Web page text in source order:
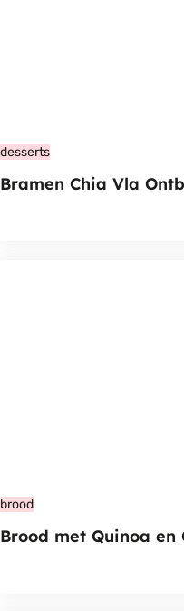
desserts
Bramen Chia Vla
brood
Brood met Quinoa en